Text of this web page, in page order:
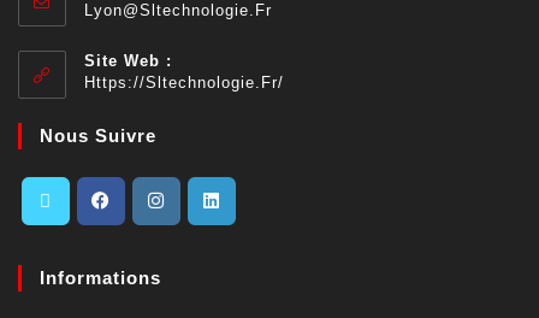
Lyon@sltechnologie.fr
Site Web :
Https://sltechnologie.fr/
Nous Suivre
Informations